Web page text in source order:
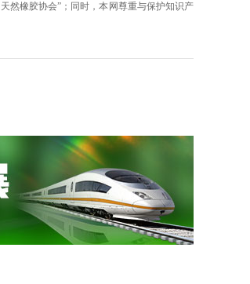
然橡胶协会”；同时，本网尊重与保护知识产